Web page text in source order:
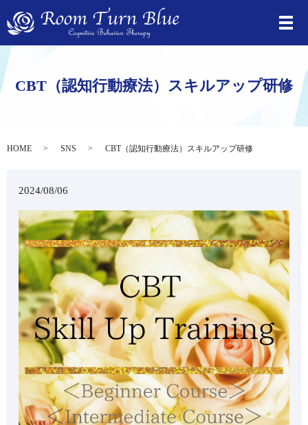
CBT（認知行動療法）スキルアップ研修
HOME SNS CBT（認知行動療法）スキルアップ研修
2024/08/06